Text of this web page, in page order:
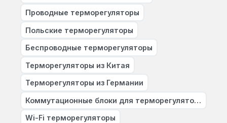
Проводные терморегуляторы
Польские терморегуляторы
Беспроводные терморегуляторы
Терморегуляторы из Китая
Терморегуляторы из Германии
Коммутационные блоки для терморегуляторов
Wi-Fi терморегуляторы